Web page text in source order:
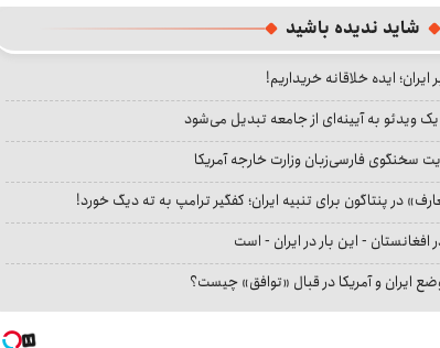
شاید ندیده باشید
ایده خلاقانه خریداریم!
ویدئو به آیینه‌ای از جامعه تبدیل می‌شود
سخنگوی فارسی‌زبان وزارت خارجه آمریکا
در پنتاگون برای تنبیه ایران؛ کفگیر ترامپ به ته دیگ خورد!
افغانستان - این بار در ایران - است
ایران و آمریکا در قبال «توافق» چیست؟